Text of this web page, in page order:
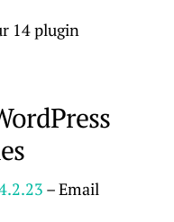
14 plugin
– Email